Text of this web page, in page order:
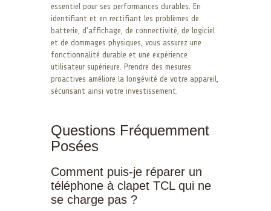
essentiel pour ses performances durables. En
identifiant et en rectifiant les problèmes de
batterie, d’affichage, de connectivité, de logiciel
et de dommages physiques, vous assurez une
fonctionnalité durable et une expérience
utilisateur supérieure. Prendre des mesures
proactives améliore la longévité de votre appareil,
sécurisant ainsi votre investissement.
Questions Fréquemment
Posées
Comment puis-je réparer un
téléphone à clapet TCL qui ne
se charge pas ?